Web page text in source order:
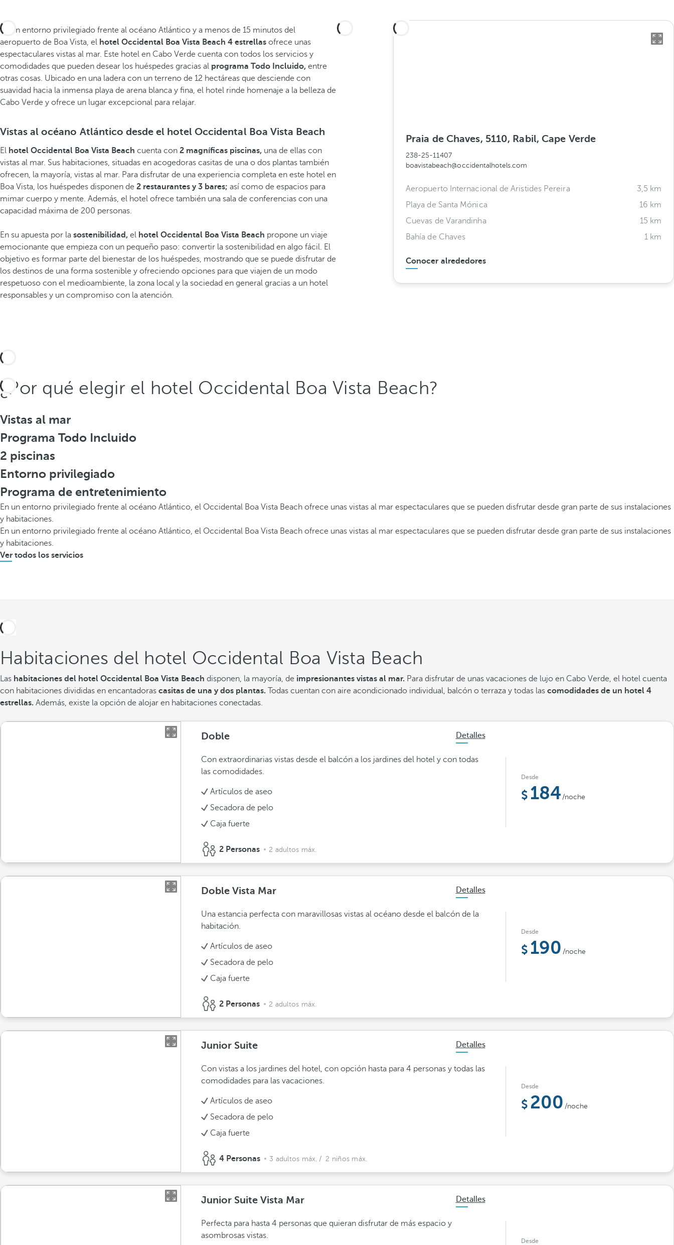
En un entorno privilegiado frente al océano Atlántico y a menos de 15 minutos del
aeropuerto de Boa Vista, el hotel Occidental Boa Vista Beach 4 estrellas ofrece unas
espectaculares vistas al mar. Este hotel en Cabo Verde cuenta con todos los servicios y
comodidades que pueden desear los huéspedes gracias al programa Todo Incluido, entre
otras cosas. Ubicado en una ladera con un terreno de 12 hectáreas que desciende con
suavidad hacia la inmensa playa de arena blanca y fina, el hotel rinde homenaje a la belleza de
Cabo Verde y ofrece un lugar excepcional para relajar.
Vistas al océano Atlántico desde el hotel Occidental Boa Vista Beach
El hotel Occidental Boa Vista Beach cuenta con 2 magníficas piscinas, una de ellas con
vistas al mar. Sus habitaciones, situadas en acogedoras casitas de una o dos plantas también
ofrecen, la mayoría, vistas al mar. Para disfrutar de una experiencia completa en este hotel en
Boa Vista, los huéspedes disponen de 2 restaurantes y 3 bares; así como de espacios para
mimar cuerpo y mente. Además, el hotel ofrece también una sala de conferencias con una
capacidad máxima de 200 personas.
En su apuesta por la sostenibilidad, el hotel Occidental Boa Vista Beach propone un viaje
emocionante que empieza con un pequeño paso: convertir la sostenibilidad en algo fácil. El
objetivo es formar parte del bienestar de los huéspedes, mostrando que se puede disfrutar de
los destinos de una forma sostenible y ofreciendo opciones para que viajen de un modo
respetuoso con el medioambiente, la zona local y la sociedad en general gracias a un hotel
responsables y un compromiso con la atención.
Praia de Chaves, 5110, Rabil, Cape Verde
238-25-11407
boavistabeach@occidentalhotels.com
Aeropuerto Internacional de Aristides Pereira
3,5 km
Playa de Santa Mónica
16 km
Cuevas de Varandinha
15 km
Bahía de Chaves
1 km
Conocer alrededores
¿Por qué elegir el hotel Occidental Boa Vista Beach?
Vistas al mar
Programa Todo Incluido
2 piscinas
Entorno privilegiado
Programa de entretenimiento
En un entorno privilegiado frente al océano Atlántico, el Occidental Boa Vista Beach ofrece unas vistas al mar espectaculares que se pueden disfrutar desde gran parte de sus instalaciones
y habitaciones.
En un entorno privilegiado frente al océano Atlántico, el Occidental Boa Vista Beach ofrece unas vistas al mar espectaculares que se pueden disfrutar desde gran parte de sus instalaciones
y habitaciones.
Ver todos los servicios
Habitaciones del hotel Occidental Boa Vista Beach
Las habitaciones del hotel Occidental Boa Vista Beach disponen, la mayoría, de impresionantes vistas al mar. Para disfrutar de unas vacaciones de lujo en Cabo Verde, el hotel cuenta
con habitaciones divididas en encantadoras casitas de una y dos plantas. Todas cuentan con aire acondicionado individual, balcón o terraza y todas las comodidades de un hotel 4
estrellas. Además, existe la opción de alojar en habitaciones conectadas.
Doble Detalles
Con extraordinarias vistas desde el balcón a los jardines del hotel y con todas
las comodidades.
Artículos de aseo
Secadora de pelo
Caja fuerte
2 Personas 2 adultos máx.
Desde
184 /noche
Doble Vista Mar Detalles
Una estancia perfecta con maravillosas vistas al océano desde el balcón de la
habitación.
Artículos de aseo
Secadora de pelo
Caja fuerte
2 Personas 2 adultos máx.
Desde
190 /noche
Junior Suite Detalles
Con vistas a los jardines del hotel, con opción hasta para 4 personas y todas las
comodidades para las vacaciones.
Artículos de aseo
Secadora de pelo
Caja fuerte
4 Personas 3 adultos máx. / 2 niños máx.
Desde
200 /noche
Junior Suite Vista Mar Detalles
Perfecta para hasta 4 personas que quieran disfrutar de más espacio y
asombrosas vistas.
Desde